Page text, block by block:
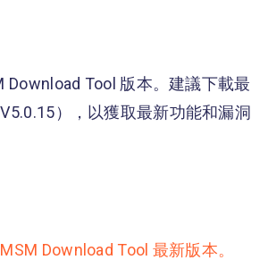
Download Tool 版本。建議下載最
），以獲取最新功能和漏洞
MSM Download Tool 最新版本。